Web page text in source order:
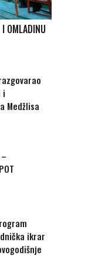
I OMLADINU
i
Medžlisa
ikrar